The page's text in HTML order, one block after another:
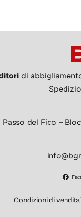
di
Passo del Fico –
Condizioni di vendita